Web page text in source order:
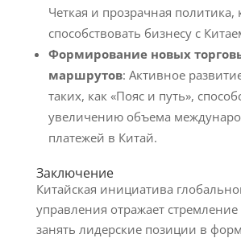
Четкая и прозрачная политика,
способствовать бизнесу с
Формирование новых
маршрутов: Активное
таких, как «Пояс и путь»,
увеличению объема
платежей в Китай.
Заключение
Китайская инициатива
управления отражает
занять лидерские позиции в